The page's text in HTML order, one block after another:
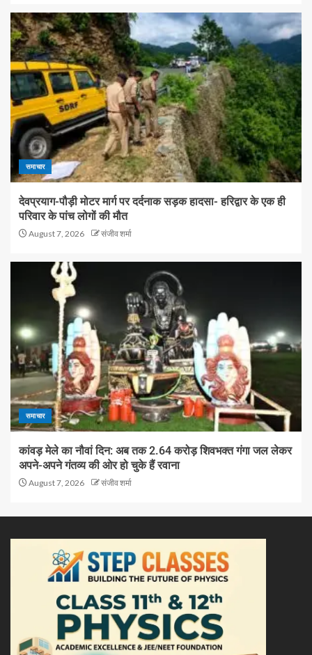
समाचार
देवप्रयाग-पौड़ी मोटर मार्ग पर दर्दनाक सड़क हादसा- हरिद्वार के एक ही
परिवार के पांच लोगों की मौत
August 7, 2026 संजीव शर्मा
समाचार
कांवड़ मेले का नौवां दिन: अब तक 2.64 करोड़ शिवभक्त गंगा जल लेकर
अपने-अपने गंतव्य की ओर हो चुके हैं रवाना
August 7, 2026 संजीव शर्मा